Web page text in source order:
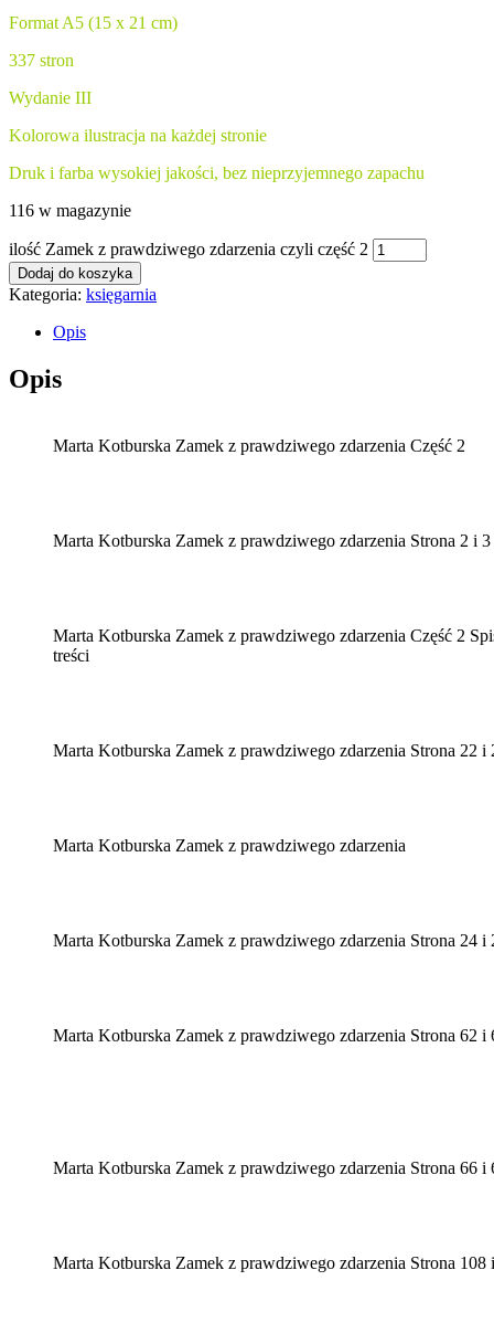
Format A5 (15 x 21 cm)
337 stron
Wydanie III
Kolorowa ilustracja na każdej stronie
Druk i farba wysokiej jakości, bez nieprzyjemnego zapachu
116 w magazynie
ilość Zamek z prawdziwego zdarzenia czyli część 2
Dodaj do koszyka
Kategoria: księgarnia
Opis
Opis
Marta Kotburska Zamek z prawdziwego zdarzenia Część 2
Marta Kotburska Zamek z prawdziwego zdarzenia Strona 2 i 3
Marta Kotburska Zamek z prawdziwego zdarzenia Część 2
treści
Marta Kotburska Zamek z prawdziwego zdarzenia Strona 22 i
Marta Kotburska Zamek z prawdziwego zdarzenia
Marta Kotburska Zamek z prawdziwego zdarzenia Strona 24 i
Marta Kotburska Zamek z prawdziwego zdarzenia Strona 62 i
Marta Kotburska Zamek z prawdziwego zdarzenia Strona 66 i
Marta Kotburska Zamek z prawdziwego zdarzenia Strona 108